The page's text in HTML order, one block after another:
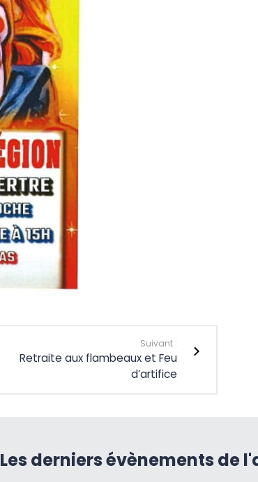
Suivant :
Retraite aux flambeaux et Feu
d’artifice
Les derniers évènements de